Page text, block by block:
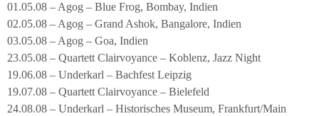
01.05.08 – Agog – Blue Frog, Bombay, Indien
02.05.08 – Agog – Grand Ashok, Bangalore, Indien
03.05.08 – Agog – Goa, Indien
23.05.08 – Quartett Clairvoyance – Koblenz, Jazz Night
19.06.08 – Underkarl – Bachfest Leipzig
19.07.08 – Quartett Clairvoyance – Bielefeld
24.08.08 – Underkarl – Historisches Museum, Frankfurt/Main